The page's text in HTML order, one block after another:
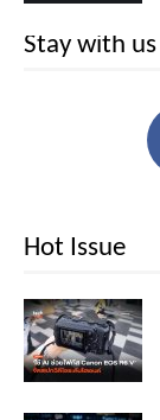
Stay with us
Hot Issue